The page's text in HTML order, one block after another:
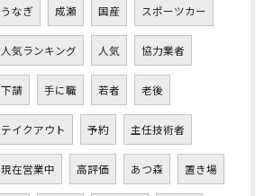
うなぎ 成瀬 国産 スポーツカー
人気ランキング 人気 協力業者
下請 手に職 若者 老後
テイクアウト 予約 主任技術者
現在営業中 高評価 あつ森 置き場